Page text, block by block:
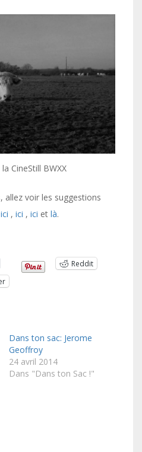
CineStill BWXX
allez voir les suggestions
ici , ici , ici et là.
Reddit
Dans ton sac: Jerome
Geoffroy
24 avril 2014
Dans "Dans ton Sac !"